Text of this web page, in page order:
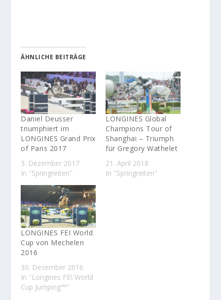
ÄHNLICHE BEITRÄGE
Daniel Deusser
triumphiert im
LONGINES Grand Prix
of Paris 2017
3. Dezember 2017
In "Springreiten"
LONGINES Global
Champions Tour of
Shanghai – Triumph
für Gregory Wathelet
21. April 2018
In "Springreiten"
LONGINES FEI World
Cup von Mechelen
2016
30. Dezember 2016
In "Longines FEI World
Cup Jumping™"